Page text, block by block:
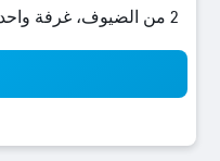
2 من الضيوف، غرفة واحدة